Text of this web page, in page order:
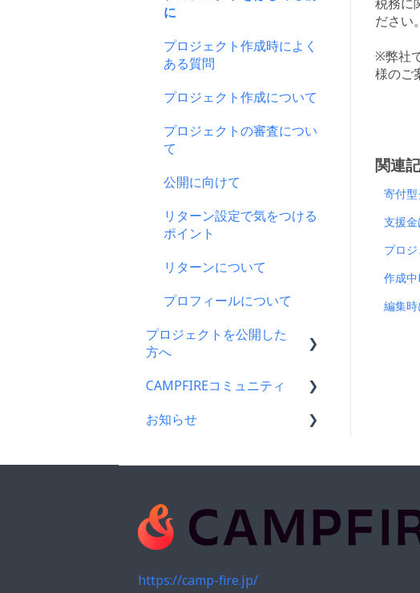
ださい。
※弊社
様のご
関連
寄付
支援
プロ
作成
編集
はじめての方へ
登録情報に関するよくある
質問
新規会員登録・ログイン・
登録情報の確認・変更・削
CAMPFIREブランドリソー
キャリア決済
楽天ペイ
クレジット決済
支援の仕方について
Paypal決済
コンビニ払い
について
FamiPay（ファミペイ）決
済
に
プロジェクト作成時によく
ある質問
プロジェクト作成について
プロジェクトの審査につい
て
公開に向けて
リターン設定で気をつける
ポイント
リターンについて
プロフィールについて
プロジェクトを公開した
方へ
支援金の振込について
プロジェクトを公開したら
支援者の情報について
プロジェクト達成に役立つ
機能
CAMPFIREコミュニティ
コミュニティメンバー向け
基礎編
コミュニティ運用ガイド
コミュニティ開設ガイド｜
アクティビティ（ブログ機
お知らせ
らのお知らせ
CAMPFIREからのお知らせ
営業情報・メンテナンスの
https://camp-fire.jp/